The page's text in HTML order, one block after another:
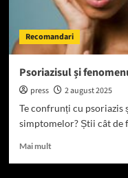
Recomandari
Psoriazisul și
press
2 august 2025
Te confrunți cu psoriazis
simptomelor? Știi cât de
Mai multRead